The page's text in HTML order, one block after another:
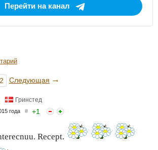
Перейти на канал
2 Следующая →
Гринстед
года # +1
Recept.